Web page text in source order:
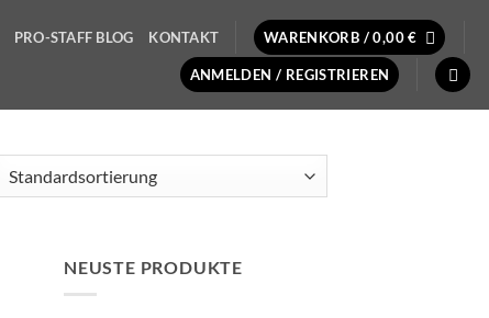
PRO-STAFF BLOG KONTAKT WARENKORB /0,00€
ANMELDEN / REGISTRIEREN
NEUSTE PRODUKTE